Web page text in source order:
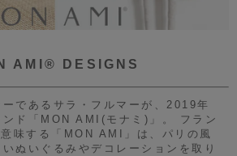
AMI® DESIGNS
であるサラ・フルマーが、2019年
ド「MON AMI(モナミ)」。
フラン
意味する「MON AMI」は、パリの風
ぬいぐるみやデコレーションを取り